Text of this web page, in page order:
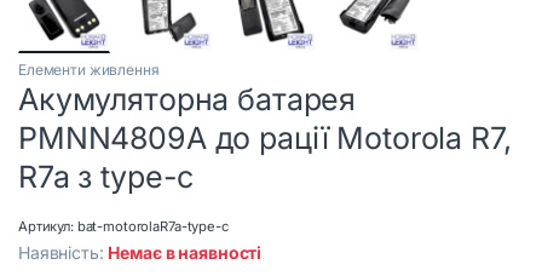
Елементи живлення
Акумуляторна батарея
PMNN4809A до рації Motorola R7,
R7a з type-c
Артикул: bat-motorolaR7a-type-c
Наявність: Немає в наявності